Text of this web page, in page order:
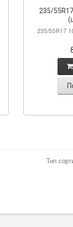
235/
235/55R17
Тип